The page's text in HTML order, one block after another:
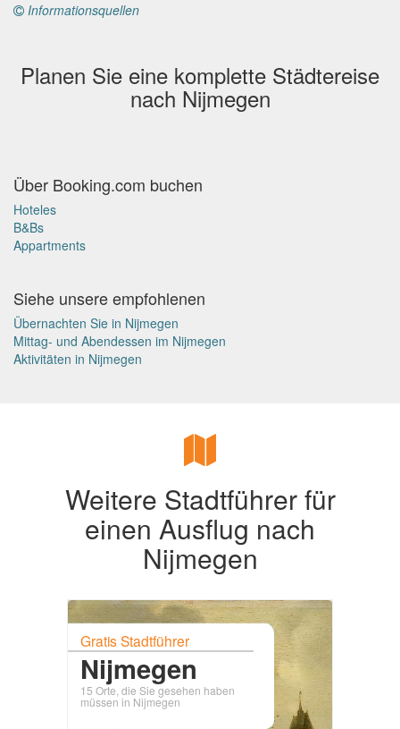
Informationsquellen
Planen Sie eine komplette Städtereise
nach Nijmegen
Über Booking.com buchen
Hoteles
B&Bs
Appartments
Siehe unsere empfohlenen
Übernachten Sie in Nijmegen
Mittag- und Abendessen im Nijmegen
Aktivitäten in Nijmegen
Weitere Stadtführer für
einen Ausflug nach
Nijmegen
Gratis Stadtführer
Nijmegen
15 Orte, die Sie gesehen haben
müssen in Nijmegen